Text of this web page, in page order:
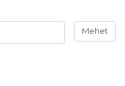
Mehet